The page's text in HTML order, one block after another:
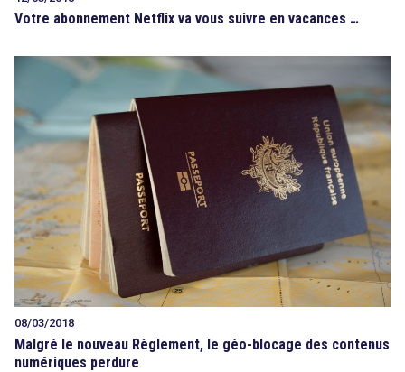
Votre abonnement Netflix va vous suivre en vacances …
08/03/2018
Malgré le nouveau Règlement, le géo-blocage des contenus
numériques perdure